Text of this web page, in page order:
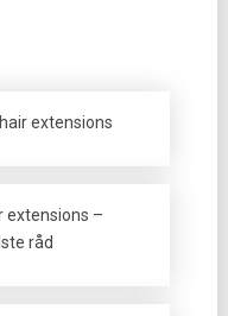
extensions
extensions –
råd